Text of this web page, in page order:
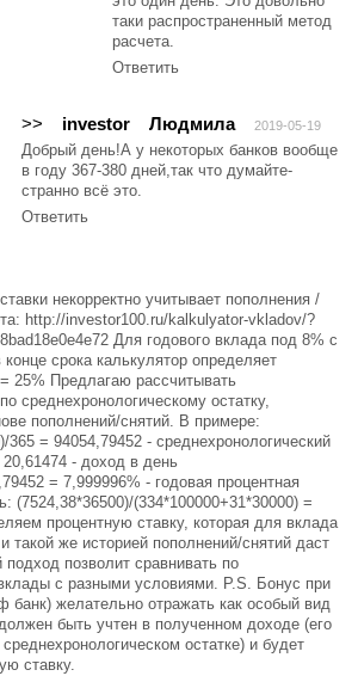
таки распространенный метод
расчета.
Ответить
Людмила
>> investor 2019-05-19
Добрый день!А у некоторых банков вообще
в году 367-380 дней,так что думайте-
странно всё это.
Ответить
некорректно учитывает пополнения /
http://investor100.ru/kalkulyator-vkladov/?
Для годового вклада под 8% с
срока калькулятор определяет
25% Предлагаю рассчитывать
среднехронологическому остатку,
пополнений/снятий. В примере:
365 = 94054,79452 - среднехронологический
20,61474 - доход в день
= 7,999996% - годовая процентная
(7524,38*36500)/(334*100000+31*30000) =
процентную ставку, которая для вклада
такой же историей пополнений/снятий даст
позволит сравнивать по
с разными условиями. P.S. Бонус при
банк) желательно отражать как особый вид
быть учтен в полученном доходе (его
остатке) и будет
ставку.